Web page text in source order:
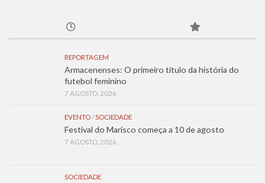
REPORTAGEM
Armacenenses: O primeiro título da história do
futebol feminino
7 AGOSTO, 2026
EVENTO/SOCIEDADE
Festival do Marisco começa a 10 de agosto
7 AGOSTO, 2026
SOCIEDADE